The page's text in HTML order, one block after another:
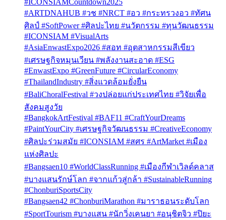
#ICONSIAMCountdown2025
#ARTDNAHUB #วช #NRCT #อว #กระทรวงอว #ทัศน
ศิลป์ #SoftPower #ศิลปะไทย #นวัตกรรม #ทุนวัฒนธรรม
#ICONSIAM #VisualArts
#AsiaEnwastExpo2026 #สอท #อุตสาหกรรมสีเขียว
#เศรษฐกิจหมุนเวียน #พลังงานสะอาด #ESG
#EnwastExpo #GreenFuture #CircularEconomy
#ThailandIndustry #สิ่งแวดล้อมยั่งยืน
#BaliChoralFestival #วงปล่อยแก่ประเทศไทย #วิจัยเพื่อ
สังคมสูงวัย
#BangkokArtFestival #BAF11 #CraftYourDreams
#PaintYourCity #เศรษฐกิจวัฒนธรรม #CreativeEconomy
#ศิลปะร่วมสมัย #ICONSIAM #สศร #ArtMarket #เมือง
แห่งศิลปะ
#Bangsaen10 #WorldClassRunning #เมืองกีฬาเวิลด์คลาส
#บางแสนรักษ์โลก #จากแก้วสู่กล้า #SustainableRunning
#ChonburiSportsCity
#Bangsaen42 #ChonburiMarathon #มาราธอนระดับโลก
#SportTourism #บางแสน #นักวิ่งเคนยา #อนุชิตจิว #ปิยะ